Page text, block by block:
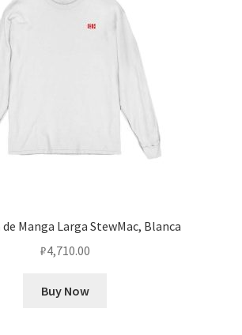
Manga Larga StewMac, Blanca
₽4,710.00
Buy Now